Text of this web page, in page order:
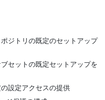
ジトリの既定のセットアップ
セットの既定セットアップを
設定アクセスの提供